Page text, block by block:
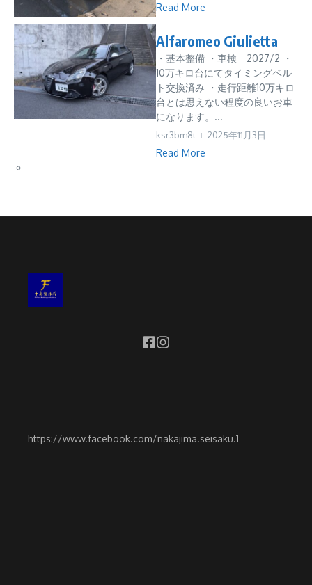
Read More
Alfaromeo Giulietta
・基本整備 ・車検 2027/2 ・
10万キロ台にてタイミングベル
ト交換済み ・走行距離10万キロ
台とは思えない程度の良いお車
になります。...
ksr3bm8t 2025年11月3日
Read More
https://www.facebook.com/nakajima.seisaku.1